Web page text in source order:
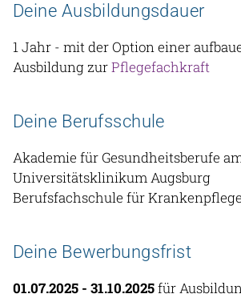
Deine Ausbildungsdauer
1 Jahr - mit der Option einer
Ausbildung zurPflegefachkraft
Deine Berufsschule
Akademie für Gesundheitsberufe
Universitätsklinikum Augsburg
Berufsfachschule für
Deine Bewerbungsfrist
01.07.2025 - 31.10.2025für